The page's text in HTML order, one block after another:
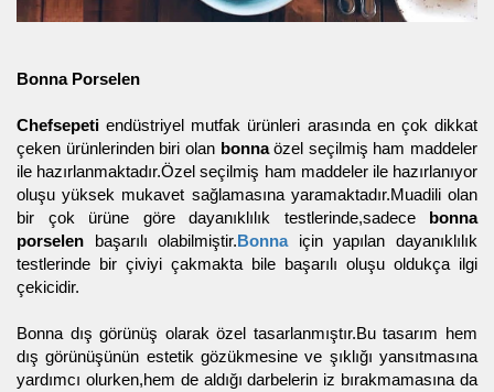
Bonna Porselen
Chefsepeti endüstriyel mutfak ürünleri arasında en çok dikkat
çeken ürünlerinden biri olan bonnaözel seçilmiş ham maddeler
ile hazırlanmaktadır.Özel seçilmiş ham maddeler ile hazırlanıyor
oluşu yüksek mukavet sağlamasına yaramaktadır.Muadili olan
bir çok ürüne göre dayanıklılık testlerinde,sadece
bonna
porselen başarılı olabilmiştir. Bonnaiçin yapılan dayanıklılık
testlerinde bir çiviyi çakmakta bile başarılı oluşu oldukça ilgi
çekicidir.
Bonna dış görünüş olarak özel tasarlanmıştır.Bu tasarım hem
dış görünüşünün estetik gözükmesine ve şıklığı yansıtmasına
yardımcı olurken,hem de aldığı darbelerin iz bırakmamasına da